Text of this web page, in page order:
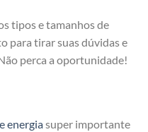
tipos e tamanhos de
para tirar suas dúvidas e
perca a oportunidade!
energiasuper importante